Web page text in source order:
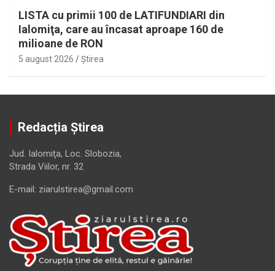
LISTA cu primii 100 de LATIFUNDIARI din
Ialomiţa, care au încasat aproape 160 de
milioane de RON
5 august 2026 Ştirea
Redacția Știrea
Jud. Ialomiţa, Loc. Slobozia,
Strada Viilor, nr. 32
E-mail: ziarulstirea@gmail.com